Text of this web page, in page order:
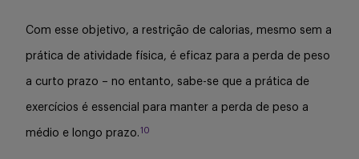
Com esse objetivo, a restrição de calorias, mesmo sem a
prática de atividade física, é eficaz para a perda de peso
a curto prazo – no entanto, sabe-se que a prática de
exercícios é essencial para manter a perda de peso a
médio e longo prazo.10